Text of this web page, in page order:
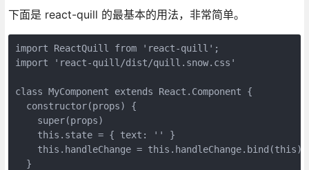
下面是 react-quill 的最基本的用法，非常简单。
import ReactQuill from 'react-quill';
import 'react-quill/dist/quill.snow.css'
class MyComponent extends React.Component {
  constructor(props) {
    super(props)
    this.state = { text: '' }
    this.handleChange = this.handleChange.bind(this)
  }